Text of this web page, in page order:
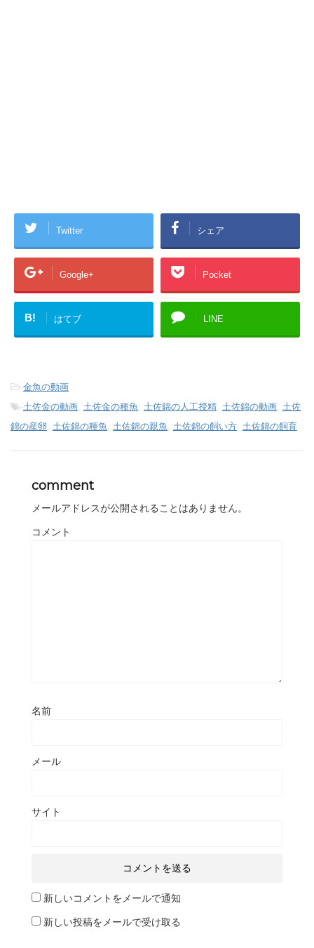
Twitter シェア
Google+ Pocket
B! はてブ LINE
-金魚の動画
-土佐金の動画, 土佐金の種魚, 土佐錦の人工授精, 土佐錦の動画, 土佐
錦の産卵, 土佐錦の種魚, 土佐錦の親魚, 土佐錦の飼い方, 土佐錦の飼育
comment
メールアドレスが公開されることはありません。
コメント
名前
メール
サイト
新しいコメントをメールで通知
新しい投稿をメールで受け取る